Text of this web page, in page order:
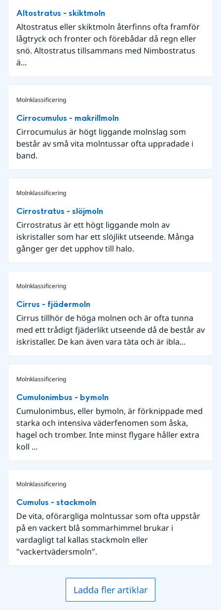
Altostratus - skiktmoln
Altostratus eller skiktmoln återfinns ofta framför
lågtryck och fronter och förebådar då regn eller
snö. Altostratus tillsammans med Nimbostratus
ä...
Molnklassificering
Cirrocumulus - makrillmoln
Cirrocumulus är högt liggande molnslag som
består av små vita molntussar ofta uppradade i
band.
Molnklassificering
Cirrostratus - slöjmoln
Cirrostratus är ett högt liggande moln av
iskristaller som har ett slöjlikt utseende. Många
gånger ger det upphov till halo.
Molnklassificering
Cirrus - fjädermoln
Cirrus tillhör de höga molnen och är ofta tunna
med ett trådigt fjäderlikt utseende då de består av
iskristaller. De kan även vara täta och är ibla...
Molnklassificering
Cumulonimbus - bymoln
Cumulonimbus, eller bymoln, är förknippade med
starka och intensiva väderfenomen som åska,
hagel och tromber. Inte minst flygare håller extra
koll ...
Molnklassificering
Cumulus - stackmoln
De vita, oförargliga molntussar som ofta uppstår
på en vackert blå sommarhimmel brukar i
vardagligt tal kallas stackmoln eller
"vackertvädersmoln".
Ladda fler artiklar